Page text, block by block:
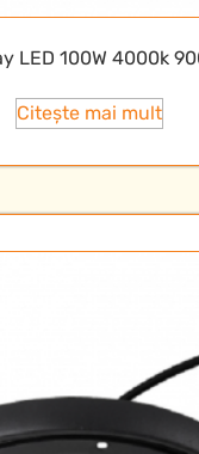
LED 100W 4000k
Citește mai mult